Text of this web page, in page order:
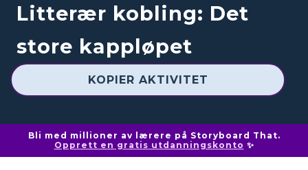
Litterær kobling: Det
store kappløpet
KOPIER AKTIVITET
Bli med millioner av lærere på Storyboard That.
Opprett en gratis utdanningskonto ✨